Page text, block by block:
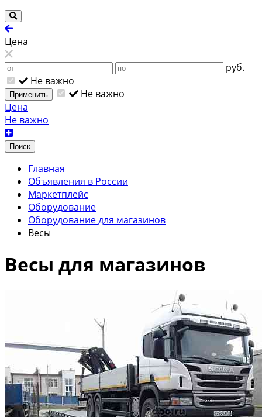
Цена
руб.
Не важно
Применить
Не важно
Цена
Не важно
Поиск
Главная
Объявления в России
Маркетплейс
Оборудование
Оборудование для магазинов
Весы
Весы для магазинов